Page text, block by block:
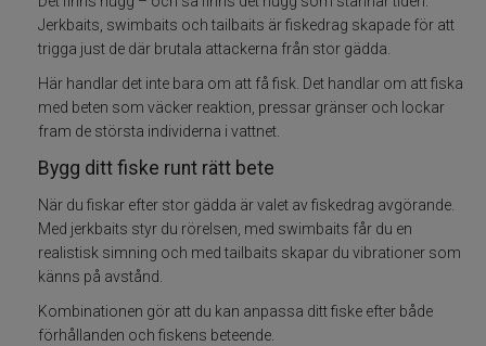
Jerkbaits - tailbaits
Wobbler
Vibrationsbeten Bladebaits
Ytbete
Gäddspinnare
Jerkbaits, swimbaits och tailbaits är fiskedrag skapade för att
trigga just de där brutala attackerna från stor gädda.
Här handlar det inte bara om att få fisk. Det handlar om att fiska
med beten som väcker reaktion, pressar gränser och lockar
fram de största individerna i vattnet.
Bygg ditt fiske runt rätt bete
När du fiskar efter stor gädda är valet av fiskedrag avgörande.
Med jerkbaits styr du rörelsen, med swimbaits får du en
realistisk simning och med tailbaits skapar du vibrationer som
känns på avstånd.
Kombinationen gör att du kan anpassa ditt fiske efter både
förhållanden och fiskens beteende.